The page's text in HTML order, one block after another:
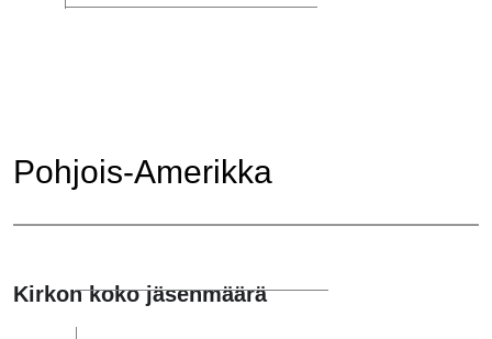
Pohjois-Amerikka
Kirkon koko jäsenmäärä